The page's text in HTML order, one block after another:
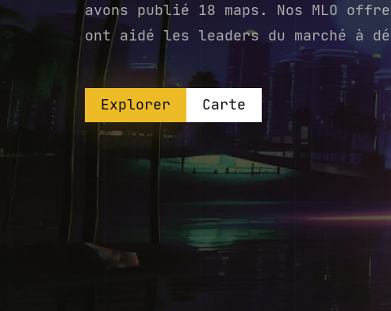
avons publié 18 maps. Nos MLO
ont aidé les leaders du marché à
Explorer Carte